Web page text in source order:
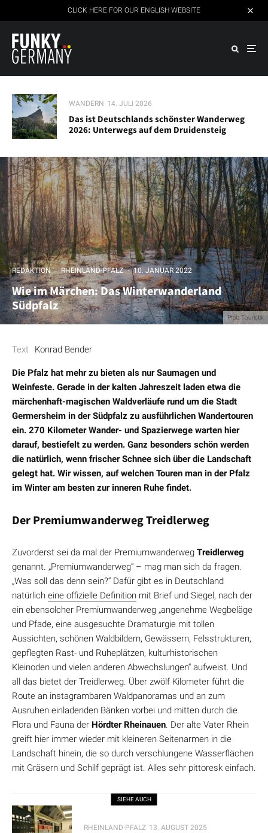
CLICK HERE FOR OUR ENGLISH WEBSITE
WANDERN 14. JULI 2026
Das ist Deutschlands schönster Wanderweg
2026: Unterwegs auf dem Druidensteig
Pfalz Touristik
REDAKTION · RHEINLAND-PFALZ · 10. JANUAR 2022
Wie im Märchen: Das Winterwanderland
Südpfalz
Text Konrad Bender
Die Pfalz hat mehr zu bieten als nur Saumagen und
Weinfeste. Gerade in der kalten Jahreszeit laden etwa die
märchenhaft-magischen Waldverläufe rund um die Stadt
Germersheim in der Südpfalz zu ausführlichen Wandertouren
ein. 270 Kilometer Wander- und Spazierwege warten hier
darauf, bestiefelt zu werden. Ganz besonders schön werden
die natürlich, wenn frischer Schnee sich über die Landschaft
gelegt hat. Wir wissen, auf welchen Touren man in der Pfalz
im Winter am besten zur inneren Ruhe findet.
Der Premiumwanderweg Treidlerweg
Zuvorderst sei da mal der Premiumwanderweg Treidlerweg
genannt. „Premiumwanderweg“ – mag man sich da fragen.
„Was soll das denn sein?“ Dafür gibt es in Deutschland
natürlich eine offizielle Definition mit Brief und Siegel, nach der
ein ebensolcher Premiumwanderweg „angenehme Wegbeläge
und Pfade, eine ausgesuchte Dramaturgie mit tollen
Aussichten, schönen Waldbildern, Gewässern, Felsstrukturen,
gepflegten Rast- und Ruheplätzen, kulturhistorischen
Kleinoden und vielen anderen Abwechslungen“ aufweist. Und
all das bietet der Treidlerweg. Über zwölf Kilometer führt die
Route an instagrambaren Waldpanoramas und an zum
Ausruhen einladenden Bänken vorbei und mitten durch die
Flora und Fauna der Hördter Rheinauen. Der alte Vater Rhein
greift hier immer wieder mit kleineren Seitenarmen in die
Landschaft hinein, die so durch verschlungene Wasserflächen
mit Gräsern und Schilf geprägt ist. Alles sehr pittoresk einfach.
SIEHE AUCH
RHEINLAND-PFALZ 13. AUGUST 2025